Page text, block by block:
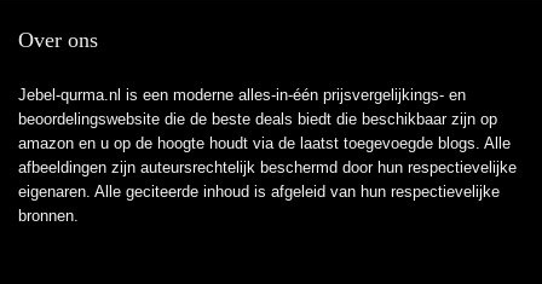
Over ons
Jebel-qurma.nl is een moderne alles-in-één prijsvergelijkings- en
beoordelingswebsite die de beste deals biedt die beschikbaar zijn op
amazon en u op de hoogte houdt via de laatst toegevoegde blogs. Alle
afbeeldingen zijn auteursrechtelijk beschermd door hun respectievelijke
eigenaren. Alle geciteerde inhoud is afgeleid van hun respectievelijke
bronnen.